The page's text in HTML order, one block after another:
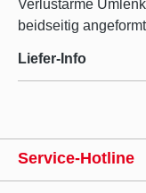
Verlustarme
beidseitig
Liefer-Info
Service-Hotline